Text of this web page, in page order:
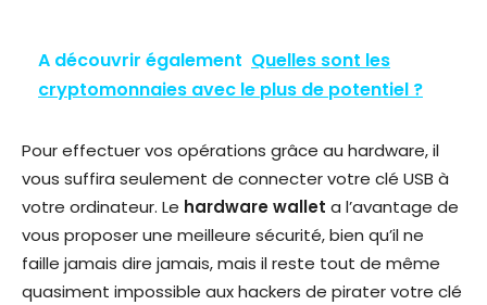
A découvrir également Quelles sont les
cryptomonnaies avec le plus de potentiel ?
Pour effectuer vos opérations grâce au hardware, il
vous suffira seulement de connecter votre clé USB à
votre ordinateur. Le hardware wallet a l’avantage de
vous proposer une meilleure sécurité, bien qu’il ne
faille jamais dire jamais, mais il reste tout de même
quasiment impossible aux hackers de pirater votre clé